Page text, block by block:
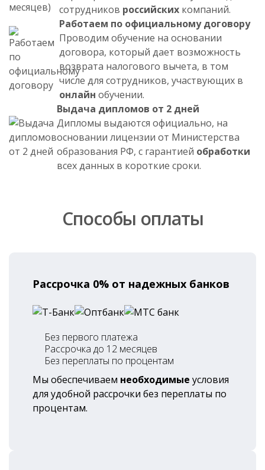
сотрудников российских компаний.
Работаем по официальному договору
Проводим обучение на основании
договора, который дает возможность
возврата налогового вычета, в том
числе для сотрудников, участвующих в
онлайн обучении.
Выдача дипломов от 2 дней
Дипломы выдаются официально, на
основании лицензии от Министерства
образования РФ, с гарантией обработки
всех данных в короткие сроки.
Способы оплаты
Рассрочка 0% от надежных банков
Без первого платежа
Рассрочка до 12 месяцев
Без переплаты по процентам
Мы обеспечиваем необходимые условия
для удобной рассрочки без переплаты по
процентам.